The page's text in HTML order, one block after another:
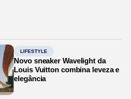
LIFESTYLE
Novo sneaker Wavelight da
Louis Vuitton combina leveza e
elegância